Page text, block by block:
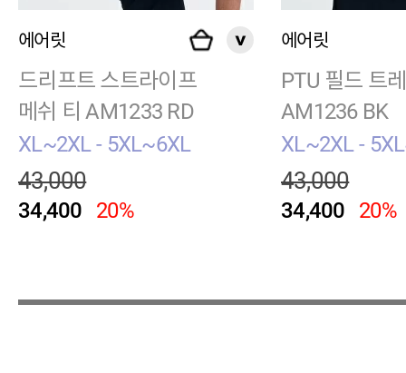
에어릿
드리프트 스트라이프
메쉬 티 AM1233 RD
XL~2XL - 5XL~6XL
43,000
34,400 20%
에어릿
PTU 필드 트
AM1236 BK
XL~2XL -
43,000
34,400 20%